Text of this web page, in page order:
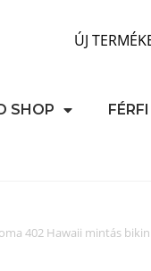
ÚJ
SHOP FÉRFI
402 Hawaii mintás